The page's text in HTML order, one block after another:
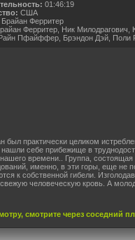
01:46:19
США
Брайан Ферритер
Ферритер, Ник Милодрагович,
Пфайффер, Брэндон Дэй, Поли
практически целиком
себе прибежище в
времени.. Группа, состоящая
именно, в эти горы, еще не
к собственной гибели.
человеческую кровь. А
смотрите через соседний